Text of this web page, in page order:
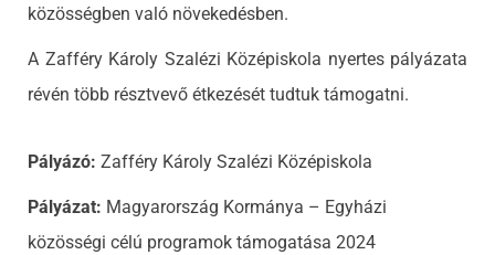
közösségben való növekedésben.
A Zafféry Károly Szalézi Középiskola nyertes pályázata
révén több résztvevő étkezését tudtuk támogatni.
Pályázó: Zafféry Károly Szalézi Középiskola
Pályázat: Magyarország Kormánya – Egyházi
közösségi célú programok támogatása 2024